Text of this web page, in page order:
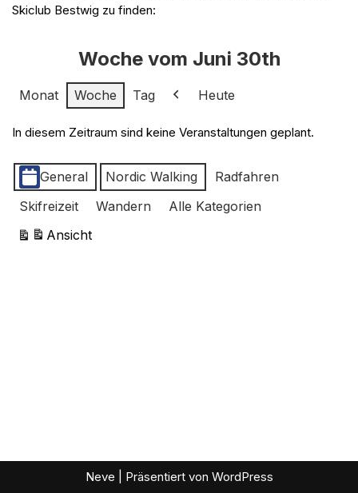
Skiclub Bestwig zu finden:
Woche vom Juni 30th
Monat Woche Tag
Zurück
Heute
In diesem Zeitraum sind keine Veranstaltungen geplant.
Kategorien
General Nordic Walking
Radfahren
Skifreizeit
Wandern
Alle Kategorien
Ansicht
ausdrucken
Neve | Präsentiert von WordPress